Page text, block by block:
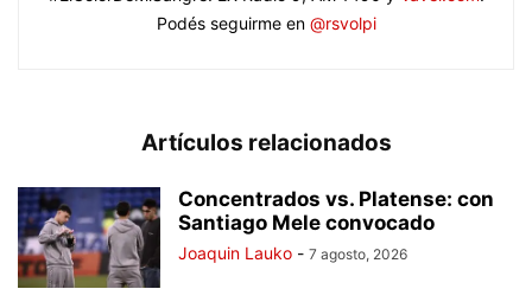
Podés seguirme en @rsvolpi
Artículos relacionados
Concentrados vs. Platense: con
Santiago Mele convocado
Joaquin Lauko - 7 agosto, 2026